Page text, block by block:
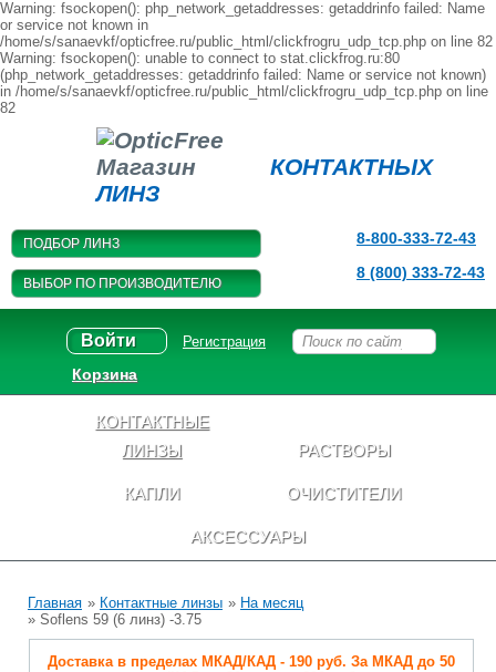
Warning: fsockopen(): php_network_getaddresses: getaddrinfo failed: Name
or service not known in
/home/s/sanaevkf/opticfree.ru/public_html/clickfrogru_udp_tcp.php on line 82
Warning: fsockopen(): unable to connect to stat.clickfrog.ru:80
(php_network_getaddresses: getaddrinfo failed: Name or service not known)
in /home/s/sanaevkf/opticfree.ru/public_html/clickfrogru_udp_tcp.php on line
82
Магазин КОНТАКТНЫХ
ЛИНЗ
ПОДБОР ЛИНЗ
ВЫБОР ПО ПРОИЗВОДИТЕЛЮ
8-800-333-72-43
8 (800) 333-72-43
Войти Регистрация
Корзина
КОНТАКТНЫЕ
ЛИНЗЫ
РАСТВОРЫ
КАПЛИ ОЧИСТИТЕЛИ
АКСЕССУАРЫ
Главная » Контактные линзы » На месяц
» Soflens 59 (6 линз) -3.75
Доставка в пределах МКАД/КАД - 190 руб. За МКАД до 50